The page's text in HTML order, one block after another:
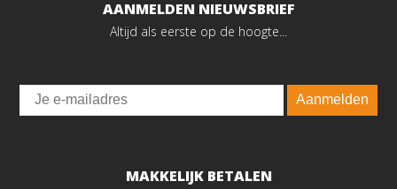
AANMELDEN NIEUWSBRIEF
Altijd als eerste op de hoogte...
Email
Aanmelden
MAKKELIJK BETALEN